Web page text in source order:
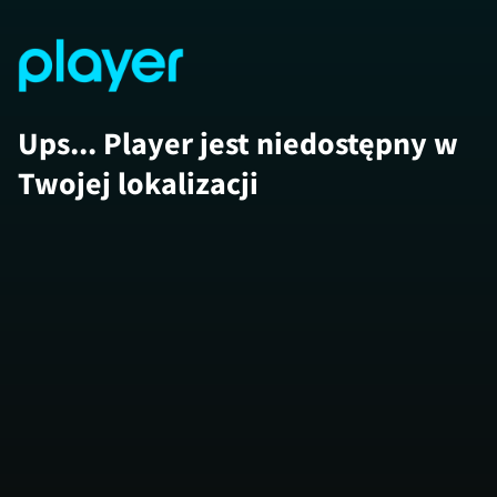
Ups... Player jest niedostępny w
Twojej lokalizacji